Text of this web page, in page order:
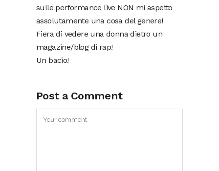
sulle performance live NON mi aspetto
assolutamente una cosa del genere!
Fiera di vedere una donna dietro un
magazine/blog di rap!
Un bacio!
Post a Comment